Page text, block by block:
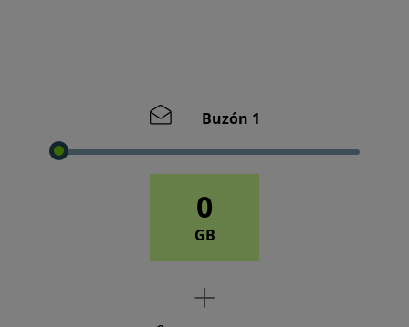
Buzón 1
0
GB